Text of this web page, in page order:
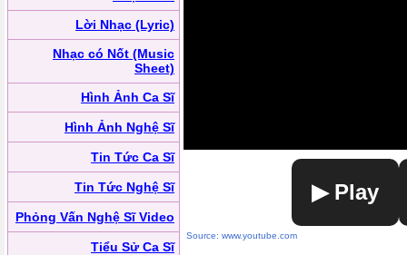
Lời Nhạc (Lyric)
Nhạc có Nốt (Music
Sheet)
Hình Ảnh Ca Sĩ
Hình Ảnh Nghệ Sĩ
Tin Tức Ca Sĩ
Tin Tức Nghệ Sĩ
Phỏng Vấn Nghệ Sĩ Video
Tiểu Sử Ca Sĩ
▶ Play
Source: www.youtube.com